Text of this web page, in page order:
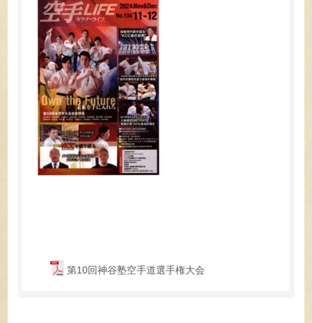
第10回神谷塾空手道選手権大会